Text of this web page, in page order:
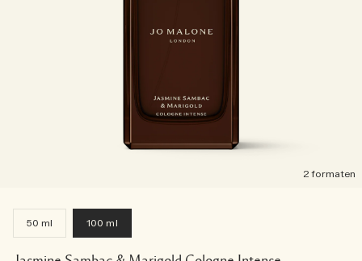
2 formaten
50 ml 100 ml